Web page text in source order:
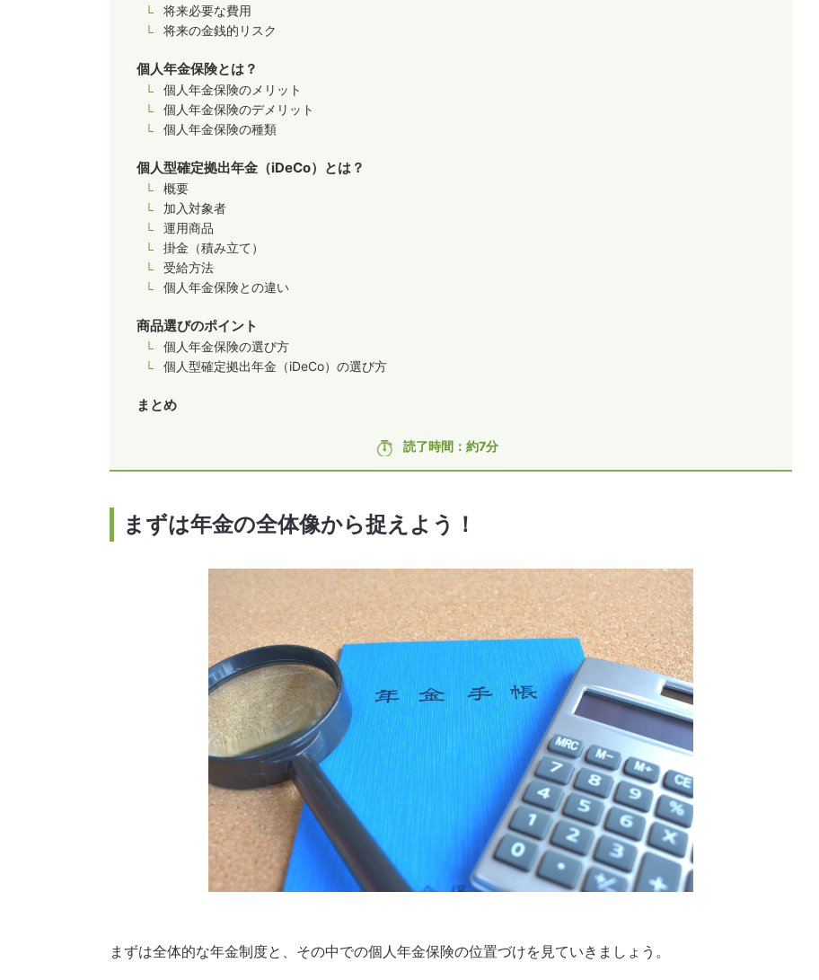
将来必要な費用
将来の金銭的リスク
個人年金保険とは？
個人年金保険のメリット
個人年金保険のデメリット
個人年金保険の種類
個人型確定拠出年金（iDeCo）とは？
概要
加入対象者
運用商品
掛金（積み立て）
受給方法
個人年金保険との違い
商品選びのポイント
個人年金保険の選び方
個人型確定拠出年金（iDeCo）の選び方
まとめ
読了時間：約7分
まずは年金の全体像から捉えよう！
まずは全体的な年金制度と、その中での個人年金保険の位置づけを見ていきましょう。